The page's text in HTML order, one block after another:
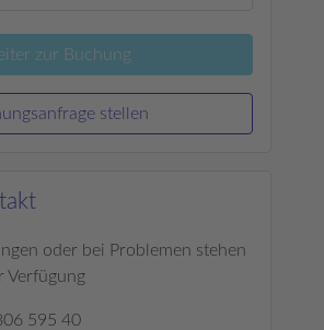
zur Buchung
stellen
oder bei Problemen stehen
Verfügung
595 40